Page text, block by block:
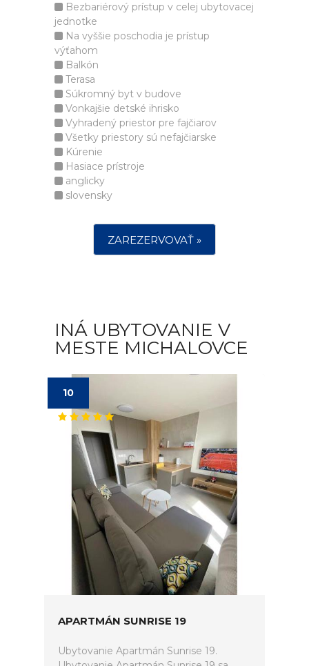
Bezbariérový prístup v celej ubytovacej
jednotke
Na vyššie poschodia je prístup
výťahom
Balkón
Terasa
Súkromný byt v budove
Vonkajšie detské ihrisko
Vyhradený priestor pre fajčiarov
Všetky priestory sú nefajčiarske
Kúrenie
Hasiace prístroje
anglicky
slovensky
ZAREZERVOVAŤ »
INÁ UBYTOVANIE V
MESTE MICHALOVCE
10
APARTMÁN SUNRISE 19
Ubytovanie Apartmán Sunrise 19.